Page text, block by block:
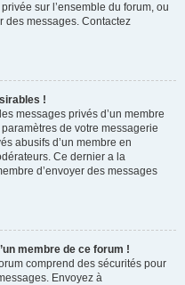
sur l’ensemble du forum, ou
des messages. Contactez
!
messages privés d’un membre
de votre messagerie
abusifs d’un membre en
Ce dernier a la
d’envoyer des messages
membre de ce forum !
comprend des sécurités pour
Envoyez à